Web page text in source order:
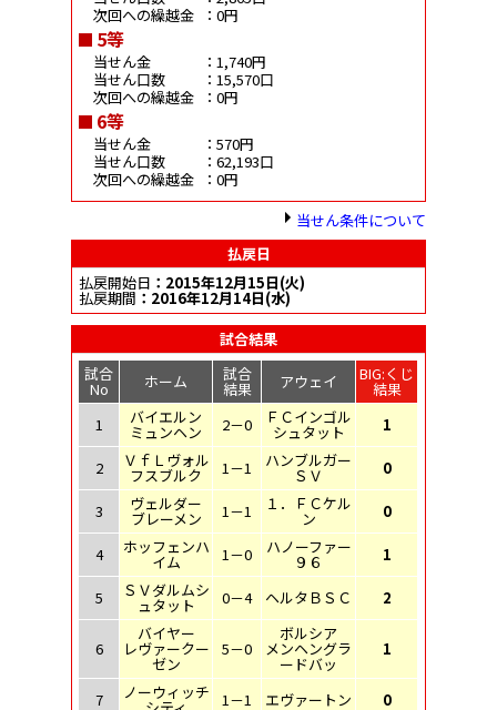
次回への繰越金
：0円
5等
当せん金
：1,740円
当せん口数
：15,570口
次回への繰越金
：0円
6等
当せん金
：570円
当せん口数
：62,193口
次回への繰越金
：0円
当せん条件について
払戻日
払戻開始日 ：2015年12月15日(火)
払戻期間 ：2016年12月14日(水)
試合結果
試合
No ホーム 試合
結果 アウェイ BIG:くじ
結果
1
バイエルン
ミュンヘン 2－0 ＦＣインゴル
シュタット 1
2 ＶｆＬヴォル
フスブルク 1－1 ハンブルガー
ＳＶ 0
3 ヴェルダー
ブレーメン 1－1 １．ＦＣケル
ン 0
4 ホッフェンハ
イム 1－0 ハノーファー
９６ 1
5 ＳＶダルムシ
ュタット 0－4 ヘルタＢＳＣ 2
6
バイヤー
レヴァークー
ゼン
5－0
ボルシア
メンヘングラ
ードバッ
1
7 ノーウィッチ 1－1 エヴァートン 0